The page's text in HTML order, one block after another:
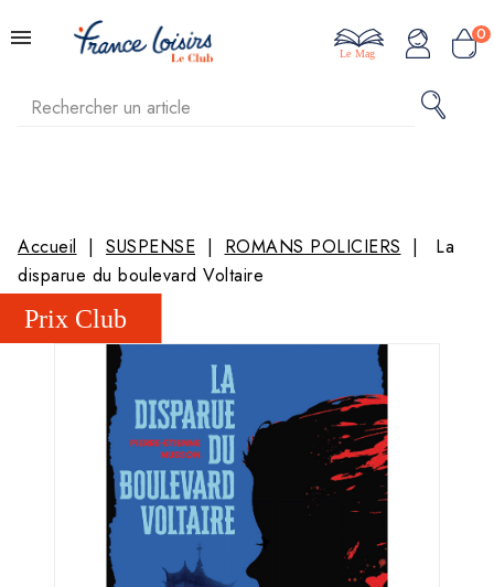
0
Le Mag
Accueil SUSPENSE ROMANS POLICIERS
La
disparue du boulevard Voltaire